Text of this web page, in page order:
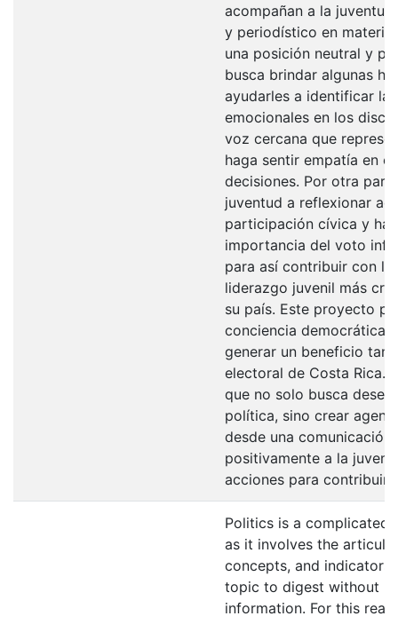
acompañan a la
y periodístico en
una posición neutral y
busca brindar algunas
ayudarles a identificar
emocionales en los
voz cercana que
haga sentir empatía en
decisiones. Por otra
juventud a reflexionar
participación cívica y
importancia del voto
para así contribuir con
liderazgo juvenil más
su país. Este proyecto
conciencia democrática
generar un beneficio
electoral de Costa Rica.
que no solo busca
política, sino crear
desde una
positivamente a la
acciones para contribuir
Politics is a complicated
as it involves the
concepts, and
topic to digest without
information. For this